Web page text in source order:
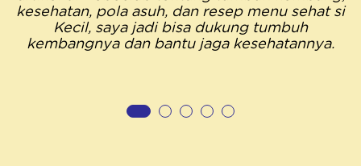
kesehatan, pola asuh, dan resep menu sehat si
Kecil, saya jadi bisa dukung tumbuh
kembangnya dan bantu jaga kesehatannya.